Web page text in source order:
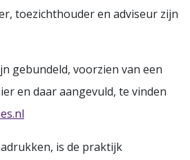
toezichthouder en adviseur zijn
gebundeld, voorzien van een
en daar aangevuld, te vinden
is de praktijk